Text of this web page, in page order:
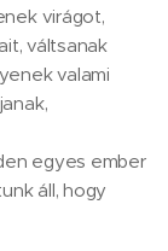
virágot,
váltsanak
valami
egyes ember
áll, hogy